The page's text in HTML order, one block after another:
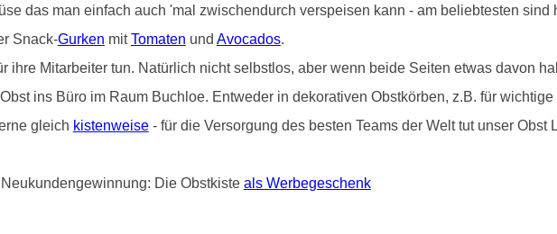
das man einfach auch 'mal zwischendurch verspeisen kann - am beliebtesten sind
Snack-Gurken mitTomaten und Avocados.
ihre Mitarbeiter tun. Natürlich nicht selbstlos, aber wenn beide Seiten etwas davon
ins Büro im Raum Buchloe. Entweder in dekorativen Obstkörben, z.B. für
gleich kistenweise- für die Versorgung des besten Teams der Welt tut unser Obst
Die Obstkiste als Werbegeschenk